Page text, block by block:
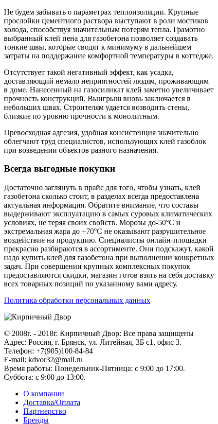
Не будем забывать о параметрах теплоизоляции. Крупные
прослойки цементного раствора выступают в роли мостиков
холода, способствуя значительным потерям тепла. Грамотно
выбранный клей пена для газобетона позволяет создавать
тонкие швы, которые сводят к минимуму в дальнейшем
затраты на поддержание комфортной температуры в коттедже.
Отсутствует такой негативный эффект, как усадка,
доставляющий немало неприятностей людям, проживающим
в доме. Нанесенный на газосиликат клей заметно увеличивает
прочность конструкций. Выигрыш вновь заключается в
небольших швах. Строителям удается возводить стены,
близкие по уровню прочности к монолитным.
Превосходная адгезия, удобная консистенция значительно
облегчают труд специалистов, использующих клей газоблок
при возведении объектов разного назначения.
Всегда выгодные покупки
Достаточно заглянуть в прайс для того, чтобы узнать, клей
газобетона сколько стоит, в разделах всегда предоставлена
актуальная информация. Обратите внимание, что составы
выдерживают эксплуатацию в самых суровых климатических
условиях, не теряя своих свойств. Морозы до-50°C и
экстремальная жара до +70°C не оказывают разрушительное
воздействие на продукцию. Специалисты онлайн-площадки
прекрасно разбираются в ассортименте. Они подскажут, какой
надо купить клей для газобетона при выполнении конкретных
задач. При совершении крупных комплексных покупок
предоставляются скидки, магазин готов взять на себя доставку
всех товарных позиций по указанному вами адресу.
Политика обработки персональных данных
© 2008г. - 2018г. Кирпичный Двор: Все права защищены
Адрес: Россия, г. Брянск, ул. Литейная, 3Б с1, офис 3.
Телефон: +7(905)100-84-84
E-mail: kdvor32@mail.ru
Время работы: Понедельник-Пятница: с 9:00 до 17:00.
Суббота: с 9:00 до 13:00.
О компании
Доставка/Оплата
Партнерство
Бренды